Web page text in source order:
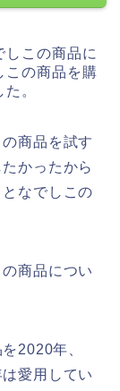
この商品に
この商品を購
。
商品を試す
かったから
なでしこの
商品につい
2020年、
愛用してい